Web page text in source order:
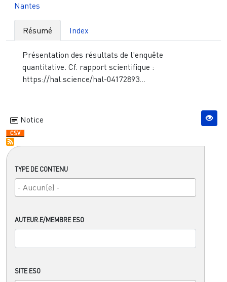
TYPE DE CONTENU
AUTEUR.E/MEMBRE ESO
SITE ESO
Nantes
Résumé Index
Présentation des résultats de l'enquête
quantitative. Cf. rapport scientifique :
https://hal.science/hal-04172893...
Notice